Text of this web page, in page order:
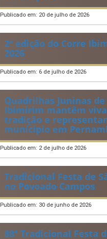
Publicado em: 20 de julho de 2026
2ª edição do Corre
2026
Publicado em: 6 de julho de 2026
Quadrilhas Juninas de
Ibimirim mantêm
tradição e
munícipio em
Publicado em: 2 de julho de 2026
Tradicional Festa de
no Povoado Campos
Publicado em: 30 de junho de 2026
88ª Tradicional Festa